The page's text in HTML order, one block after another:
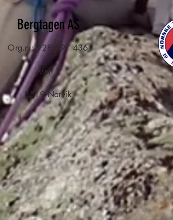
Bergtagen AS
Org.nr: 928 697 436
Åsen 1
8519 Narvik